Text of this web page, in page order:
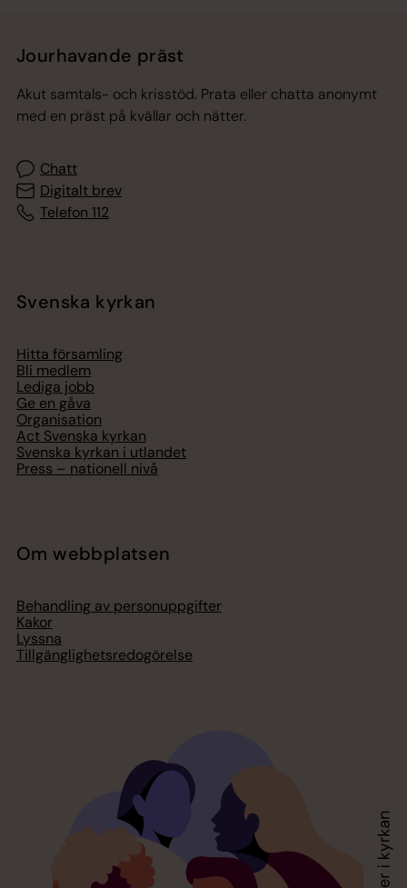
Jourhavande präst
Akut samtals- och krisstöd. Prata eller chatta anonymt
med en präst på kvällar och nätter.
Chatt
Digitalt brev
Telefon 112
Svenska kyrkan
Hitta församling
Bli medlem
Lediga jobb
Ge en gåva
Organisation
Act Svenska kyrkan
Svenska kyrkan i utlandet
Press – nationell nivå
Om webbplatsen
Behandling av personuppgifter
Kakor
Lyssna
Tillgänglighetsredogörelse